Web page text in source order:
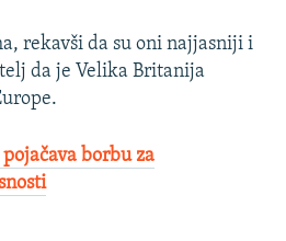
rekavši da su oni najjasniji i
da je Velika Britanija
borbu za